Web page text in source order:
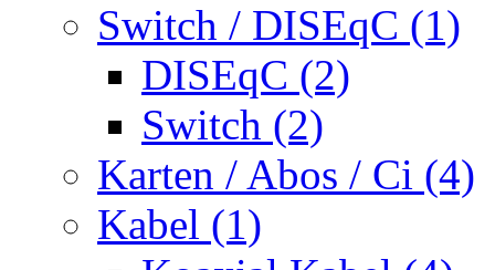
Switch / DISEqC (1)
DISEqC (2)
Switch (2)
Karten / Abos / Ci (4)
Kabel (1)